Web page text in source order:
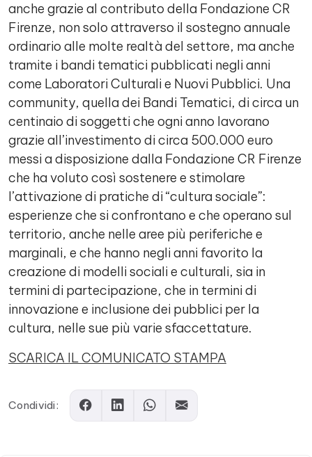
anche grazie al contributo della Fondazione CR
Firenze, non solo attraverso il sostegno annuale
ordinario alle molte realtà del settore, ma anche
tramite i bandi tematici pubblicati negli anni
come Laboratori Culturali e Nuovi Pubblici. Una
community, quella dei Bandi Tematici, di circa un
centinaio di soggetti che ogni anno lavorano
grazie all’investimento di circa 500.000 euro
messi a disposizione dalla Fondazione CR Firenze
che ha voluto così sostenere e stimolare
l’attivazione di pratiche di “cultura sociale”:
esperienze che si confrontano e che operano sul
territorio, anche nelle aree più periferiche e
marginali, e che hanno negli anni favorito la
creazione di modelli sociali e culturali, sia in
termini di partecipazione, che in termini di
innovazione e inclusione dei pubblici per la
cultura, nelle sue più varie sfaccettature.
SCARICA IL COMUNICATO STAMPA
Condividi: